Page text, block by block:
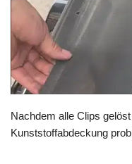
Nachdem alle Clips
Kunststoffabdeckung